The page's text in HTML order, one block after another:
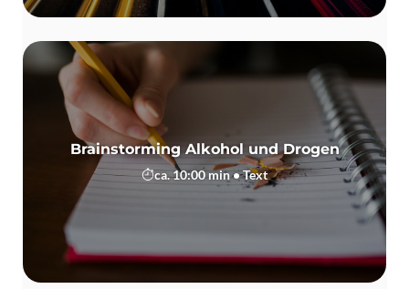
Brainstorming Alkohol und Drogen
ca. 10:00 min • Text